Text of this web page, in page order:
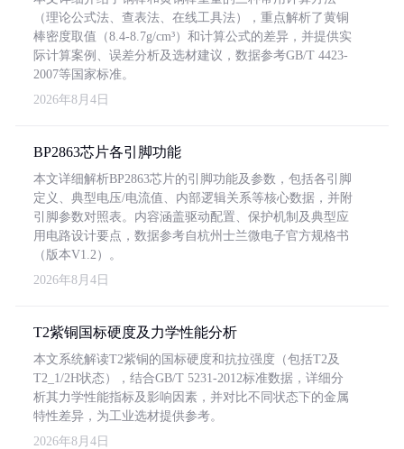
（理论公式法、查表法、在线工具法），重点解析了黄铜
棒密度取值（8.4-8.7g/cm³）和计算公式的差异，并提供实
际计算案例、误差分析及选材建议，数据参考GB/T 4423-
2007等国家标准。
2026年8月4日
BP2863芯片各引脚功能
本文详细解析BP2863芯片的引脚功能及参数，包括各引脚
定义、典型电压/电流值、内部逻辑关系等核心数据，并附
引脚参数对照表。内容涵盖驱动配置、保护机制及典型应
用电路设计要点，数据参考自杭州士兰微电子官方规格书
（版本V1.2）。
2026年8月4日
T2紫铜国标硬度及力学性能分析
本文系统解读T2紫铜的国标硬度和抗拉强度（包括T2及
T2_1/2H状态），结合GB/T 5231-2012标准数据，详细分
析其力学性能指标及影响因素，并对比不同状态下的金属
特性差异，为工业选材提供参考。
2026年8月4日